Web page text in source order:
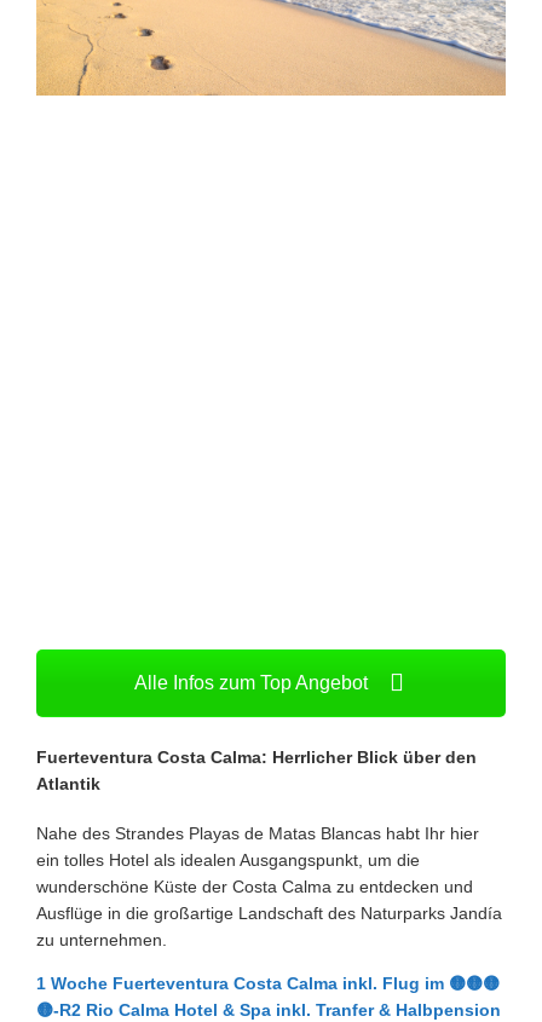
Alle Infos zum Top Angebot
Fuerteventura Costa Calma: Herrlicher Blick über den
Atlantik
Nahe des Strandes Playas de Matas Blancas habt Ihr hier
ein tolles Hotel als idealen Ausgangspunkt, um die
wunderschöne Küste der Costa Calma zu entdecken und
Ausflüge in die großartige Landschaft des Naturparks Jandía
zu unternehmen.
1 Woche Fuerteventura Costa Calma inkl. Flug im 🟡🟡🟡
🟡-R2 Rio Calma Hotel & Spa inkl. Tranfer & Halbpension